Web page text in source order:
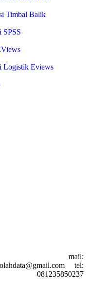
Timbal Balik
SPSS
Logistik Eviews
mail:
tel:
081235850237